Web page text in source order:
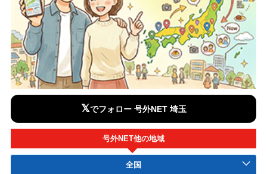
𝕏でフォロー 号外NET 埼玉
号外NET他の地域
全国